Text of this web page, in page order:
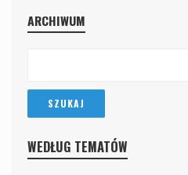
ARCHIWUM
WEDŁUG TEMATÓW